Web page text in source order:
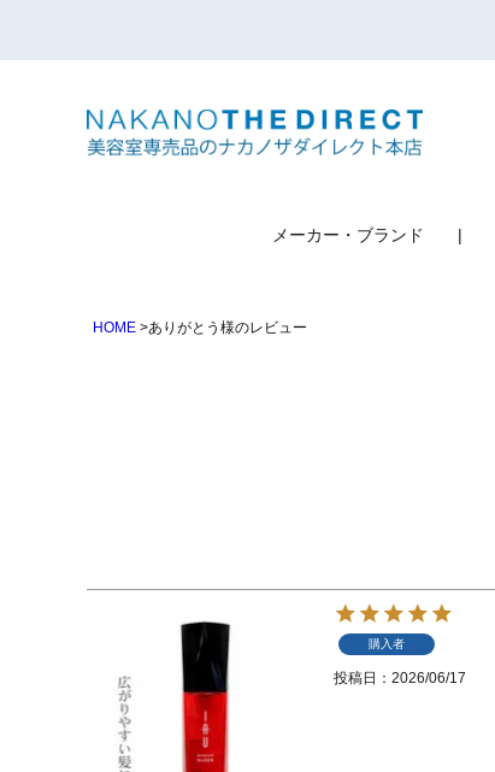
メーカー・ブランド
HOME ありがとう様のレビュー
購入者
投稿日 2026/06/17